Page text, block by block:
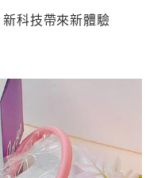
科技帶來新體驗